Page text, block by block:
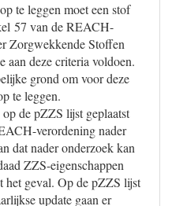
te leggen moet een stof
57 van de REACH-
Zorgwekkende Stoffen
aan deze criteria voldoen.
grond om voor deze
te leggen.
de pZZS lijst geplaatst
verordening nader
dat nader onderzoek kan
ZZS-eigenschappen
het geval. Op de pZZS lijst
update gaan er